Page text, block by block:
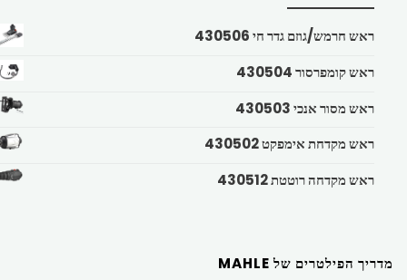
ראש חרמש/גוזם גדר חי 430506
ראש קומפרסור 430504
ראש מסור אנכי 430503
ראש מקדחת אימפקט 430502
ראש מקדחה רוטטת 430512
מדריך הפילטרים של MAHLE